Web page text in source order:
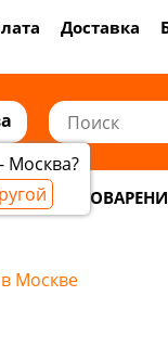
Доставка
Москва?
Москве